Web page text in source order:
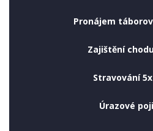
Pronájem
Zajištění
Stravování
Úrazové